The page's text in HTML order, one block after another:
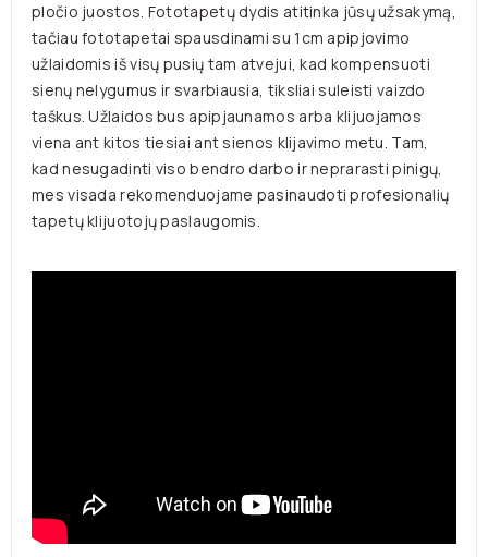
pločio juostos. Fototapetų dydis atitinka jūsų užsakymą,
tačiau fototapetai spausdinami su 1cm apipjovimo
užlaidomis iš visų pusių tam atvejui, kad kompensuoti
sienų nelygumus ir svarbiausia, tiksliai suleisti vaizdo
taškus. Užlaidosbus apipjaunamos arba klijuojamos
viena ant kitos tiesiai ant sienos klijavimo metu. Tam,
kad nesugadinti viso bendro darbo ir neprarasti pinigų,
mes visada rekomenduojame pasinaudoti profesionalių
tapetų klijuotojų paslaugomis.